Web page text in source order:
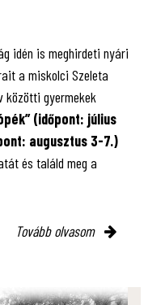
idén is meghirdeti nyári
a miskolci Szeleta
közötti gyermekek
(időpont: július
augusztus 3-7.)
és találd meg a
Tovább olvasom